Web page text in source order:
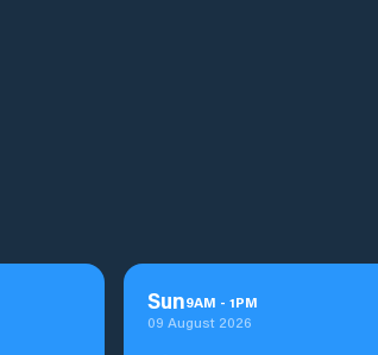
Sun9AM - 1PM
09 August 2026